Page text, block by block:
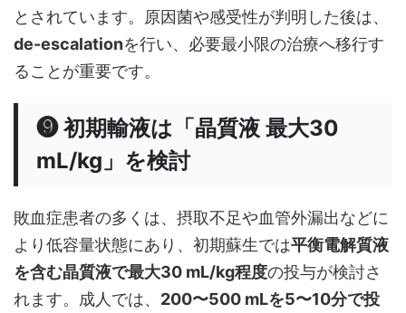
とされています。原因菌や感受性が判明した後は、
de-escalationを行い、必要最小限の治療へ移行す
ることが重要です。
❾ 初期輸液は「晶質液 最大30
mL/kg」を検討
敗血症患者の多くは、摂取不足や血管外漏出などに
より低容量状態にあり、初期蘇生では平衡電解質液
を含む晶質液で最大30 mL/kg程度の投与が検討さ
れます。成人では、 200〜500 mLを5〜10分で投